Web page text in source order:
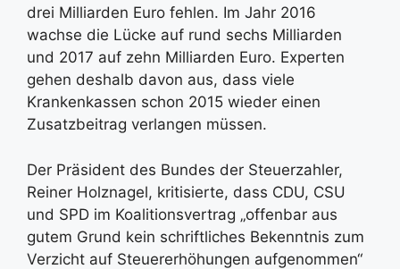
drei Milliarden Euro fehlen. Im Jahr 2016
wachse die Lücke auf rund sechs Milliarden
und 2017 auf zehn Milliarden Euro. Experten
gehen deshalb davon aus, dass viele
Krankenkassen schon 2015 wieder einen
Zusatzbeitrag verlangen müssen.
Der Präsident des Bundes der Steuerzahler,
Reiner Holznagel, kritisierte, dass CDU, CSU
und SPD im Koalitionsvertrag „offenbar aus
gutem Grund kein schriftliches Bekenntnis zum
Verzicht auf Steuererhöhungen aufgenommen“